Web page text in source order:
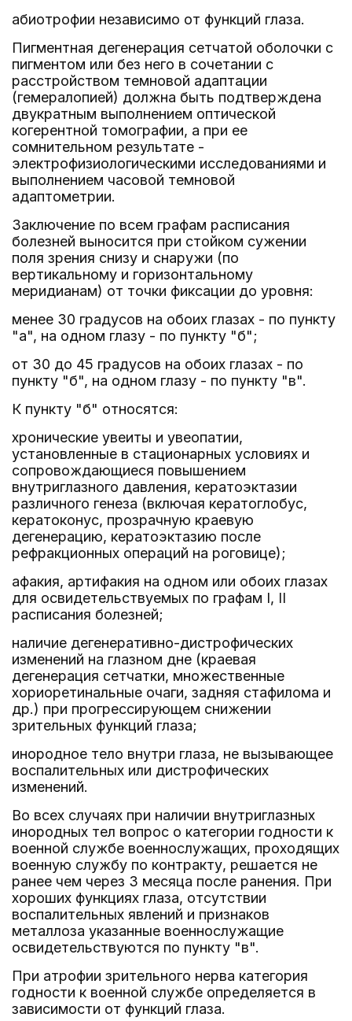
абиотрофии независимо от функций глаза.
Пигментная дегенерация сетчатой оболочки с
пигментом или без него в сочетании с
расстройством темновой адаптации
(гемералопией) должна быть подтверждена
двукратным выполнением оптической
когерентной томографии, а при ее
сомнительном результате -
электрофизиологическими исследованиями и
выполнением часовой темновой
адаптометрии.
Заключение по всем графам расписания
болезней выносится при стойком сужении
поля зрения снизу и снаружи (по
вертикальному и горизонтальному
меридианам) от точки фиксации до уровня:
менее 30 градусов на обоих глазах - по пункту
"а", на одном глазу - по пункту "б";
от 30 до 45 градусов на обоих глазах - по
пункту "б", на одном глазу - по пункту "в".
К пункту "б" относятся:
хронические увеиты и увеопатии,
установленные в стационарных условиях и
сопровождающиеся повышением
внутриглазного давления, кератоэктазии
различного генеза (включая кератоглобус,
кератоконус, прозрачную краевую
дегенерацию, кератоэктазию после
рефракционных операций на роговице);
афакия, артифакия на одном или обоих глазах
для освидетельствуемых по графам I, II
расписания болезней;
наличие дегенеративно-дистрофических
изменений на глазном дне (краевая
дегенерация сетчатки, множественные
хориоретинальные очаги, задняя стафилома и
др.) при прогрессирующем снижении
зрительных функций глаза;
инородное тело внутри глаза, не вызывающее
воспалительных или дистрофических
изменений.
Во всех случаях при наличии внутриглазных
инородных тел вопрос о категории годности к
военной службе военнослужащих, проходящих
военную службу по контракту, решается не
ранее чем через 3 месяца после ранения. При
хороших функциях глаза, отсутствии
воспалительных явлений и признаков
металлоза указанные военнослужащие
освидетельствуются по пункту "в".
При атрофии зрительного нерва категория
годности к военной службе определяется в
зависимости от функций глаза.